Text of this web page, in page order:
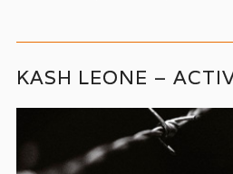
KASH LEONE –